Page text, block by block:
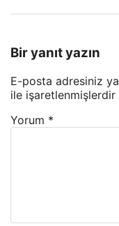
Bir yanıt yazın
E-posta adresiniz
ile işaretlenmişlerdir
Yorum *